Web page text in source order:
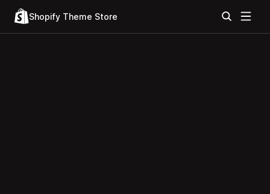
Shopify Theme Store